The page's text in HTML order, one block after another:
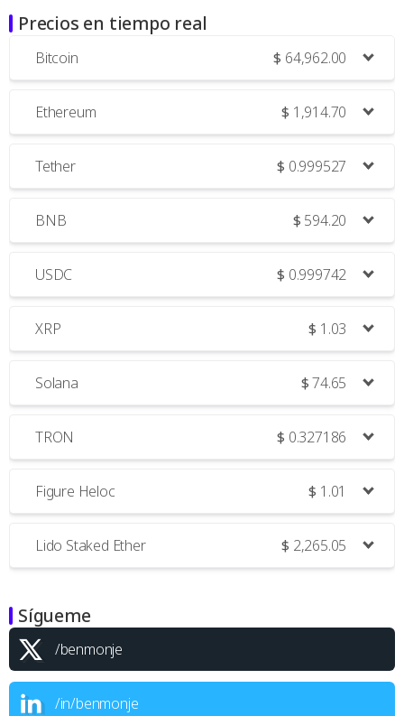
Precios en tiempo real
Bitcoin $ 64,962.00
Ethereum $ 1,914.70
Tether $ 0.999527
BNB $ 594.20
USDC $ 0.999742
XRP $ 1.03
Solana $74.65
TRON $ 0.327186
Figure Heloc $ 1.01
Lido Staked Ether $ 2,265.05
Sígueme
/benmonje
/in/benmonje